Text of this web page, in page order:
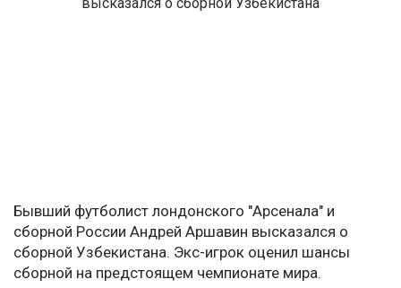
Бывший футболист лондонского "Арсенала" и
сборной России Андрей Аршавин высказался о
сборной Узбекистана. Экс-игрок оценил шансы
сборной на предстоящем чемпионате мира.